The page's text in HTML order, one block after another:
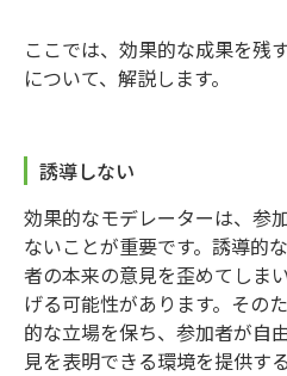
ここでは、効果的な成果を残
について、解説します。
誘導しない
効果的なモデレーターは、参
ないことが重要です。誘導的
者の本来の意見を歪めてしま
げる可能性があります。その
的な立場を保ち、参加者が自
見を表明できる環境を提供す